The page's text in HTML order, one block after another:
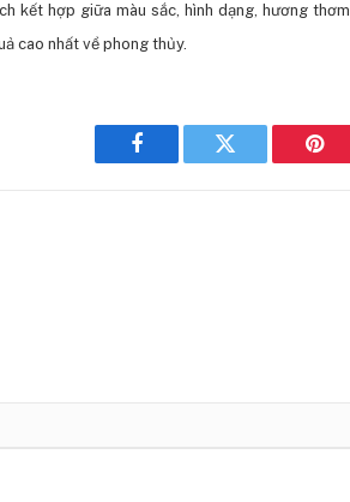
kết hợp giữa màu sắc, hình dạng, hương
cao nhất về phong thủy.
Facebook Twitter